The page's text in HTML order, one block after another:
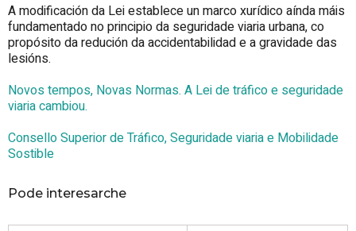
A modificación da Lei establece un marco xurídico aínda máis
fundamentado no principio da seguridade viaria urbana, co
propósito da redución da accidentabilidad e a gravidade das
lesións.
Novos tempos, Novas Normas. A Lei de tráfico e seguridade
viaria cambiou.
Consello Superior de Tráfico, Seguridade viaria e Mobilidade
Sostible
Pode interesarche